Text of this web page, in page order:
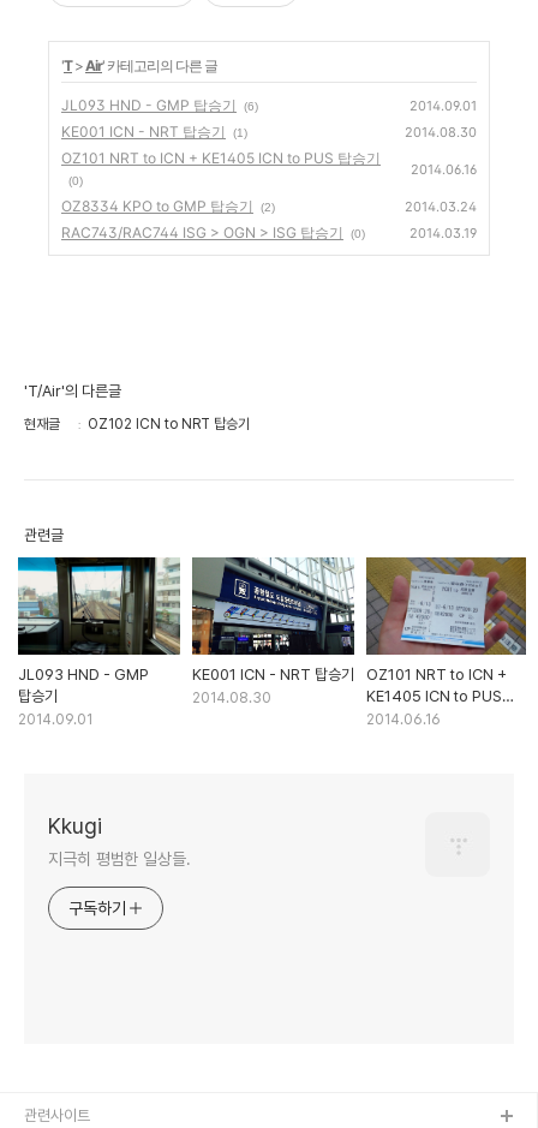
'T>Air' 카테고리의 다른 글
JL093 HND - GMP 탑승기 (6) 2014.09.01
KE001 ICN - NRT 탑승기 (1) 2014.08.30
OZ101 NRT to ICN + KE1405 ICN to PUS 탑승기
(0)
2014.06.16
OZ8334 KPO to GMP 탑승기 (2) 2014.03.24
RAC743/RAC744 ISG > OGN > ISG 탑승기 (0) 2014.03.19
'T/Air'의 다른글
현재글 OZ102 ICN to NRT 탑승기
관련글
JL093 HND - GMP
탑승기
2014.09.01
KE001 ICN - NRT 탑승기
2014.08.30
OZ101 NRT to ICN +
KE1405 ICN to PUS
탑승기
2014.06.16
Kkugi
지극히 평범한 일상들.
구독하기
관련사이트